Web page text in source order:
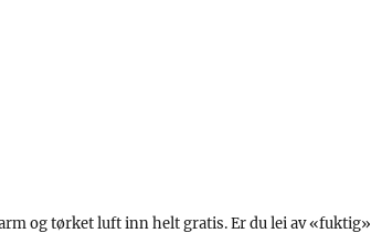
og tørket luft inn helt gratis. Er du lei av «fuktig»